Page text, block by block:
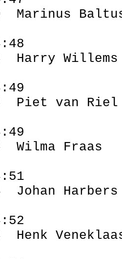
Marinus
Harry Willems
Piet van Riel
Wilma Fraas
Johan Harbers
Henk